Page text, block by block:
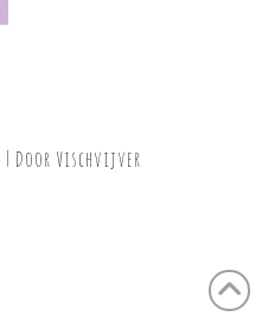
Door Vischvijver